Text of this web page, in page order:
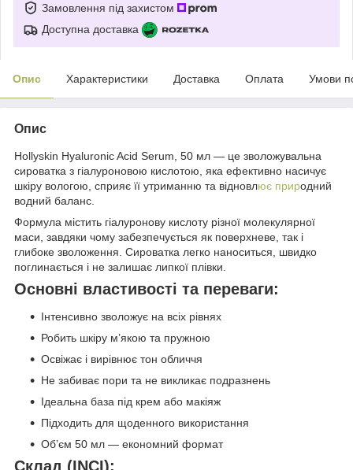
Замовлення під захистом
Доступна доставка
Опис Характеристики Доставка Оплата Умови
Опис
Hollyskin Hyaluronic Acid Serum, 50 мл — це зволожувальна
сироватка з гіалуроновою кислотою, яка ефективно насичує
шкіру вологою, сприяє її утриманню та відновлює природний
водний баланс.
Формула містить гіалуронову кислоту різної молекулярної
маси, завдяки чому забезпечується як поверхневе, так і
глибоке зволоження. Сироватка легко наноситься, швидко
поглинається і не залишає липкої плівки.
Основні властивості та переваги:
Інтенсивно зволожує на всіх рівнях
Робить шкіру м’якою та пружною
Освіжає і вирівнює тон обличчя
Не забиває пори та не викликає подразнень
Ідеальна база під крем або макіяж
Підходить для щоденного використання
Об’єм 50 мл — економний формат
Склад (INCI):